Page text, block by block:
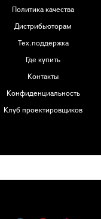
Политика качества
Дистрибьюторам
Тех.поддержка
Где купить
Контакты
Конфиденциальность
Клуб проектировщиков